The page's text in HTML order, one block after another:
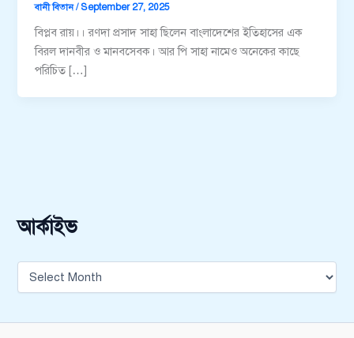
বানী বিতান/ September 27, 2025
বিপ্লব রায়।। রণদা প্রসাদ সাহা ছিলেন বাংলাদেশের ইতিহাসের এক
বিরল দানবীর ও মানবসেবক। আর পি সাহা নামেও অনেকের কাছে
পরিচিত […]
আর্কাইভ